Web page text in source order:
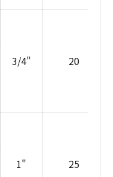
3/4" 20
1" 25